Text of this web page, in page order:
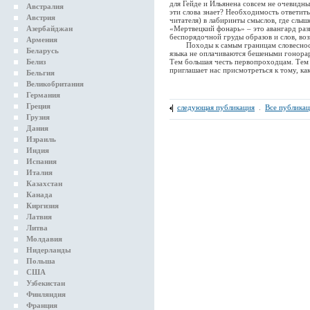
Австралия
Австрия
Азербайджан
Армения
Беларусь
Белиз
Бельгия
Великобритания
Германия
Греция
Грузия
Дания
Израиль
Индия
Испания
Италия
Казахстан
Канада
Киргизия
Латвия
Литва
Молдавия
Нидерланды
Польша
США
Узбекистан
Финляндия
Франция
для Гейде и Ильянена совсем не
эти слова знает? Необходимость
читателя) в лабиринты смыслов, где
«Мертвецкий фонарь» – это авангард
беспорядочной груды образов и слов,
Походы к самым границам
языка не оплачиваются бешеными
Тем большая честь первопроходцам.
приглашает нас присмотреться к тому,
следующая публикация Все